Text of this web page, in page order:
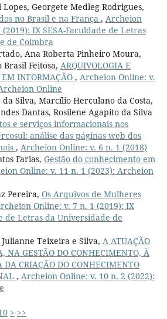
Georgete Medleg Rodrigues,
no Brasil e na França , Archeion
IX SESA-Faculdade de Letras
de Coimbra
Ana Roberta Pinheiro Moura,
Feitosa, ARQUIVOLOGIA E
INFORMAÇÃO , Archeion Online: v.
Online
da Silva, Marcílio Herculano da Costa,
Dantas, Rosilene Agapito da Silva
e serviços informacionais nos
análise das páginas web dos
, Archeion Online: v. 6 n. 1 (2018)
Farias, Gestão do conhecimento em
Online: v. 11 n. 1 (2023): Archeion
Pereira, Os Arquivos de Mulheres
Online: v. 7 n. 1 (2019): IX
de Letras da Universidade de
Teixeira e Silva, A ATUAÇÃO
NA GESTÃO DO CONHECIMENTO, À
DA CRIAÇÃO DO CONHECIMENTO
, Archeion Online: v. 10 n. 2 (2022):
> >>